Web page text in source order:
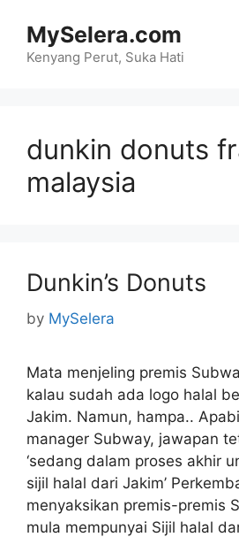
content
MySelera.com
Kenyang Perut, Suka Hati
dunkin donuts
malaysia
Dunkin’s Donuts
by MySelera
Mata menjeling premis
kalau sudah ada logo halal
Jakim. Namun, hampa..
manager Subway, jawapan
‘sedang dalam proses akhir
sijil halal dari Jakim’
menyaksikan premis-premis
mula mempunyai Sijil halal